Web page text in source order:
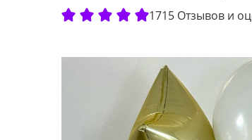
1715 Отзывов и